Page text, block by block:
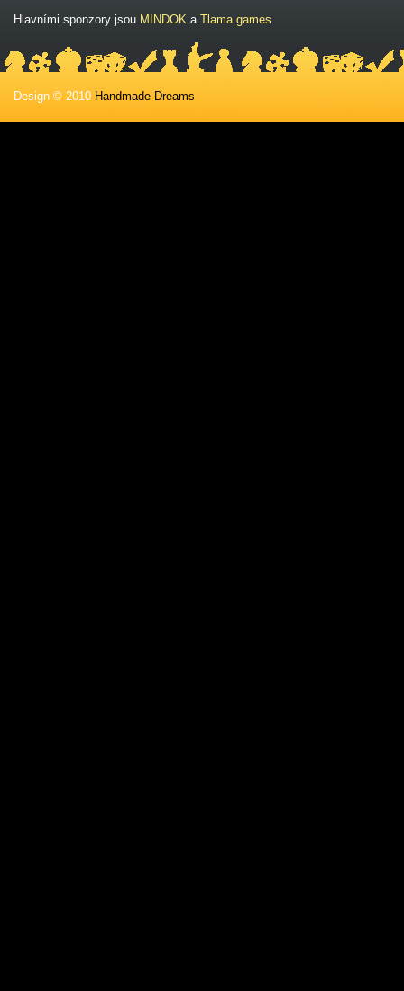
Hlavními sponzory jsou MINDOK a Tlama games.
Design © 2010 Handmade Dreams